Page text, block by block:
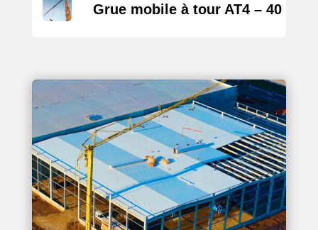
Grue mobile à tour AT4 – 40 m